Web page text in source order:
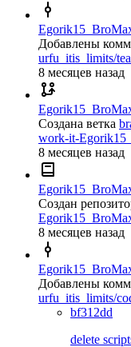
Добавлены
urfu_itis_limits/
8 месяцев назад
Создана ветка
work-it-
8 месяцев назад
Создан
8 месяцев назад
Добавлены
urfu_itis_limits/
bf312dd
delete